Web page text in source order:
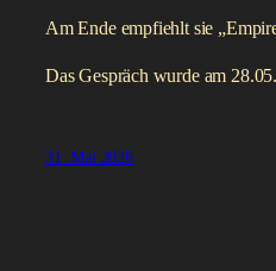
Am Ende empfiehlt sie
Das Gespräch wurde am
31. Mai 2026